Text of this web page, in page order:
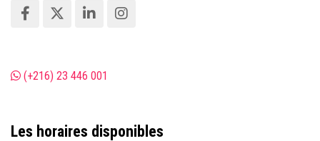
(+216) 23 446 001
Les horaires disponibles